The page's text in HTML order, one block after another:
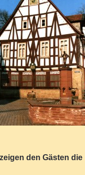
den Gästen die